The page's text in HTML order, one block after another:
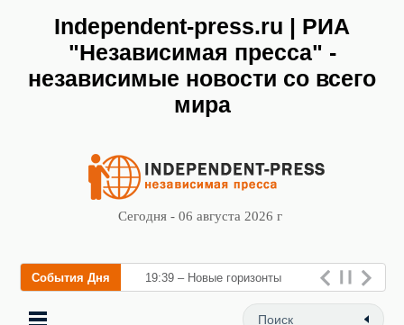
Independent-press.ru | РИА
"Независимая пресса" -
независимые новости со всего
мира
Сегодня - 06 августа 2026 г
События Дня 19:39 – Новые горизонты
флебологии: в Москве откр